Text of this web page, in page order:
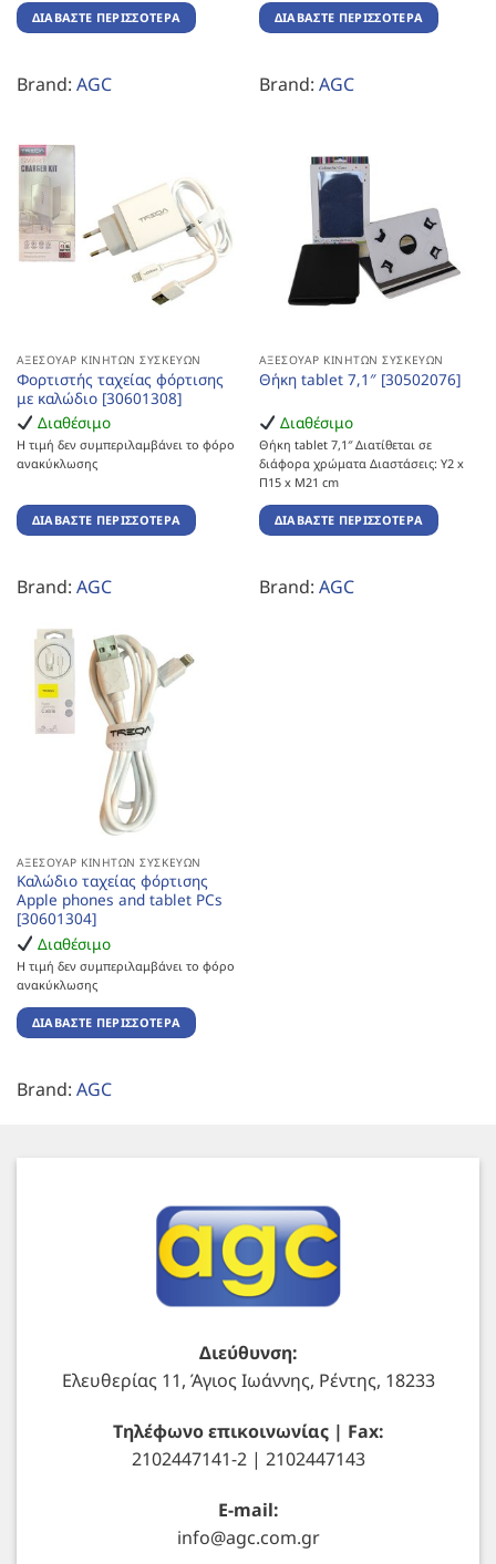
ΔΙΑΒΆΣΤΕ ΠΕΡΙΣΣΌΤΕΡΑ
Brand: AGC
ΔΙΑΒΆΣΤΕ ΠΕΡΙΣΣΌΤΕΡΑ
Brand: AGC
ΑΞΕΣΟΥΆΡ ΚΙΝΗΤΏΝ ΣΥΣΚΕΥΏΝ
Φορτιστής ταχείας φόρτισης
με καλώδιο [30601308]
Διαθέσιμο
Η τιμή δεν συμπεριλαμβάνει το φόρο
ανακύκλωσης
ΔΙΑΒΆΣΤΕ ΠΕΡΙΣΣΌΤΕΡΑ
Brand: AGC
ΑΞΕΣΟΥΆΡ ΚΙΝΗΤΏΝ ΣΥΣΚΕΥΏΝ
Θήκη tablet 7,1″ [30502076]
Διαθέσιμο
Θήκη tablet 7,1″ Διατίθεται σε
διάφορα χρώματα Διαστάσεις: Υ2 x
Π15 x Μ21 cm
ΔΙΑΒΆΣΤΕ ΠΕΡΙΣΣΌΤΕΡΑ
Brand: AGC
ΑΞΕΣΟΥΆΡ ΚΙΝΗΤΏΝ ΣΥΣΚΕΥΏΝ
Καλώδιο ταχείας φόρτισης
Apple phones and tablet PCs
[30601304]
Διαθέσιμο
Η τιμή δεν συμπεριλαμβάνει το φόρο
ανακύκλωσης
ΔΙΑΒΆΣΤΕ ΠΕΡΙΣΣΌΤΕΡΑ
Brand: AGC
Διεύθυνση:
Ελευθερίας 11, Άγιος Ιωάννης, Ρέντης, 18233
Τηλέφωνο επικοινωνίας | Fax:
2102447141-2 | 2102447143
E-mail:
info@agc.com.gr